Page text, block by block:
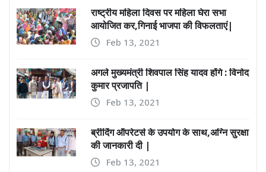
राष्ट्रीय महिला दिवस पर महिला घेरा सभा
आयोजित कर,गिनाई भाजपा की विफलताएं|
Feb 13, 2021
अगले मुख्यमंत्री शिवपाल सिंह यादव होंगे : विनोद
कुमार प्रजापति |
Feb 13, 2021
ब्रीदिंग ऑपरेटर्स के उपयोग के साथ,अग्नि सुरक्षा
की जानकारी दी |
Feb 13, 2021